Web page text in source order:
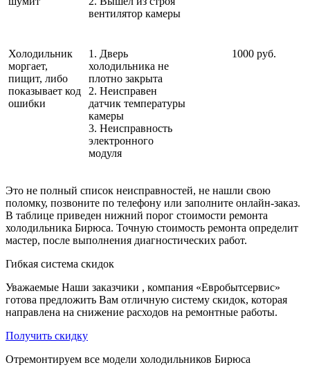
вентилятор камеры
Холодильник
моргает,
пищит, либо
показывает код
ошибки
1. Дверь
холодильника не
плотно закрыта
2. Неисправен
датчик температуры
камеры
3. Неисправность
электронного
модуля
1000 руб.
Это не полный список неисправностей, не нашли свою
поломку, позвоните по телефону или заполните онлайн-заказ.
В таблице приведен нижний порог стоимости ремонта
холодильника Бирюса. Точную стоимость ремонта определит
мастер, после выполнения диагностических работ.
Гибкая система скидок
Уважаемые Наши заказчики , компания «Евробытсервис»
готова предложить Вам отличную систему скидок, которая
направлена на снижение расходов на ремонтные работы.
Получить скидку
Отремонтируем все модели холодильников Бирюса